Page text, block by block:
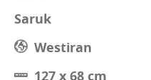
Saruk
Westiran